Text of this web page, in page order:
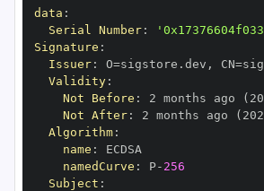
data :
Serial Number:
Signature :
Issuer: O=sigstore.dev ,
Validity:
Not Before : 2 months ago
Not After: 2 months ago
Algorithm:
name :
namedCurve : P- 256
Subject :